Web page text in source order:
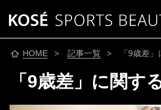
HOME > 記事一覧 > 「9歳差」
「9歳差」に関す